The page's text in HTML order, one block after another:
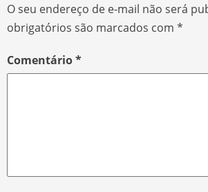
O seu endereço de e-mail não será
obrigatórios são marcados com *
Comentário*